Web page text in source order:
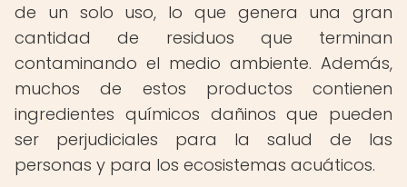
de un solo uso, lo que genera una gran
cantidad de residuos que terminan
contaminando el medio ambiente. Además,
muchos de estos productos contienen
ingredientes químicos dañinos que pueden
ser perjudiciales para la salud de las
personas y para los ecosistemas acuáticos.